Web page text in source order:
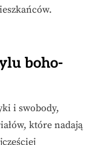
boho-
i swobody,
które nadają